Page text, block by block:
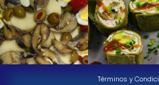
Términos y